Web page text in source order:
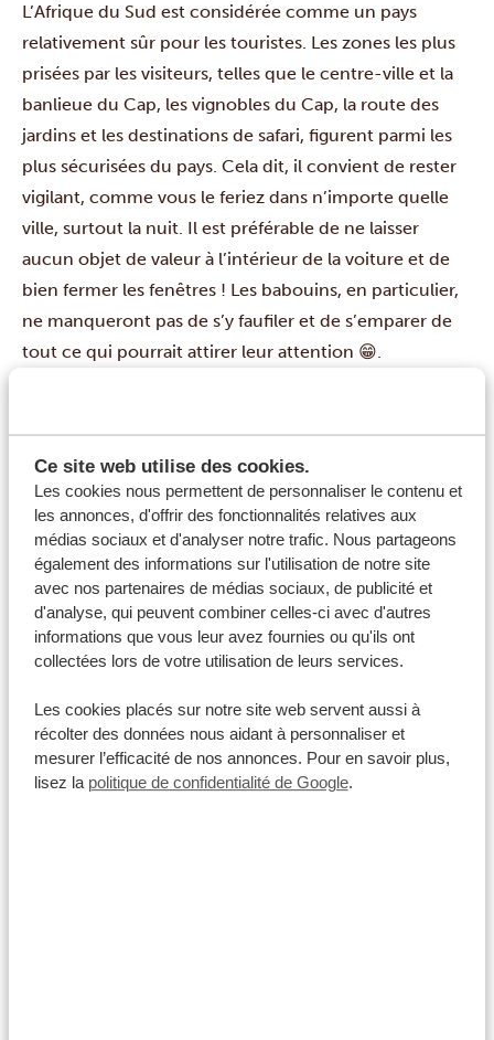
Ce site web utilise des cookies.
Les cookies nous permettent de personnaliser le contenu et
les annonces, d'offrir des fonctionnalités relatives aux
médias sociaux et d'analyser notre trafic. Nous partageons
également des informations sur l'utilisation de notre site
avec nos partenaires de médias sociaux, de publicité et
d'analyse, qui peuvent combiner celles-ci avec d'autres
informations que vous leur avez fournies ou qu'ils ont
collectées lors de votre utilisation de leurs services.
Les cookies placés sur notre site web servent aussi à
récolter des données nous aidant à personnaliser et
mesurer l’efficacité de nos annonces. Pour en savoir plus,
lisez la politique de confidentialité de Google.
L’Afrique du Sud est considérée comme un pays
relativement sûr pour les touristes. Les zones les plus
prisées par les visiteurs, telles que le centre-ville et la
banlieue du Cap, les vignobles du Cap, la route des
jardins et les destinations de safari, figurent parmi les
plus sécurisées du pays. Cela dit, il convient de rester
vigilant, comme vous le feriez dans n’importe quelle
ville, surtout la nuit. Il est préférable de ne laisser
aucun objet de valeur à l’intérieur de la voiture et de
bien fermer les fenêtres ! Les babouins, en particulier,
ne manqueront pas de s’y faufiler et de s’emparer de
tout ce qui pourrait attirer leur attention 😁.
vous informer sur la sécurité actuelle de ces endroits
et pourront vous recommander des alternatives plus
sûres si nécessaire.
Décalage horaire
L’un des avantages de voyager en Afrique du Sud est
qu’il n’y a pas de décalage horaire, ce qui signifie que
vous ne risquez pas de souffrir du jet-lag et que vous
proches ! Nous partageons le même fuseau horaire
que l’Afrique du Sud. En hiver, du dernier dimanche
d’octobre au dernier dimanche de mars, l’Afrique du